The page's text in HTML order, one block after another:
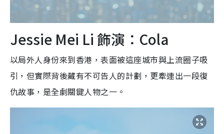
Jessie Mei Li 飾演：Cola
以局外人身份來到香港，表面被這座城市與上流圈子吸
引，但實際背後藏有不可告人的計劃，更牽連出一段復
仇故事，是全劇關鍵人物之一。